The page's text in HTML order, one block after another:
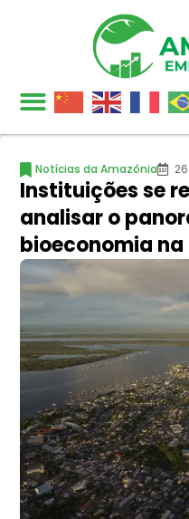
Notícias da Amazônia
Instituições se
analisar o
bioeconomia